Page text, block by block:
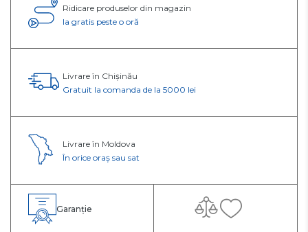
Ridicare produselor din magazin
Ia gratis peste o oră
Livrare în Chișinău
Gratuit la comanda de la 5000 lei
Livrare în Moldova
În orice oraș sau sat
Garanție